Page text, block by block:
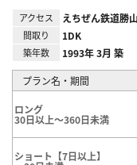
アクセス えちぜん鉄道勝
間取り 1DK
築年数 1993年 3月 築
プラン名・期間
ロング
30日以上～360日未満
ショート【7日以上】